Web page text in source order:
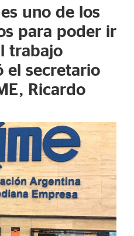
uno de los
para poder ir
trabajo
el secretario
Ricardo